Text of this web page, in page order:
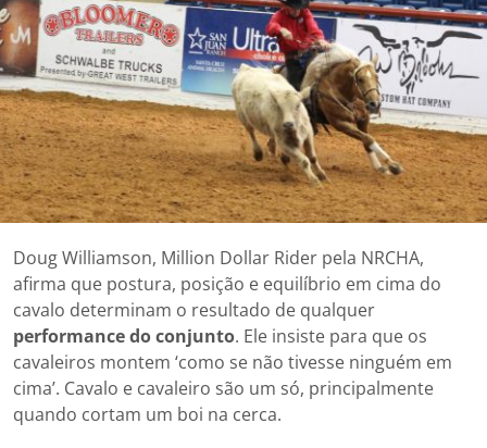
Doug Williamson, Million Dollar Rider pela NRCHA,
afirma que postura, posição e equilíbrio em cima do
cavalo determinam o resultado de qualquer
performance do conjunto. Ele insiste para que os
cavaleiros montem ‘como se não tivesse ninguém em
cima’. Cavalo e cavaleiro são um só, principalmente
quando cortam um boi na cerca.